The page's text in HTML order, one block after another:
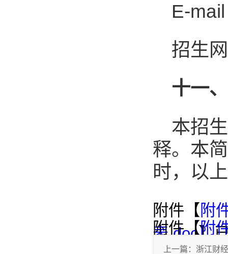
E-
招生
十一
本招
释。本
时，以
附件【 附
表.doc】
附件【附
上一篇： 浙江财